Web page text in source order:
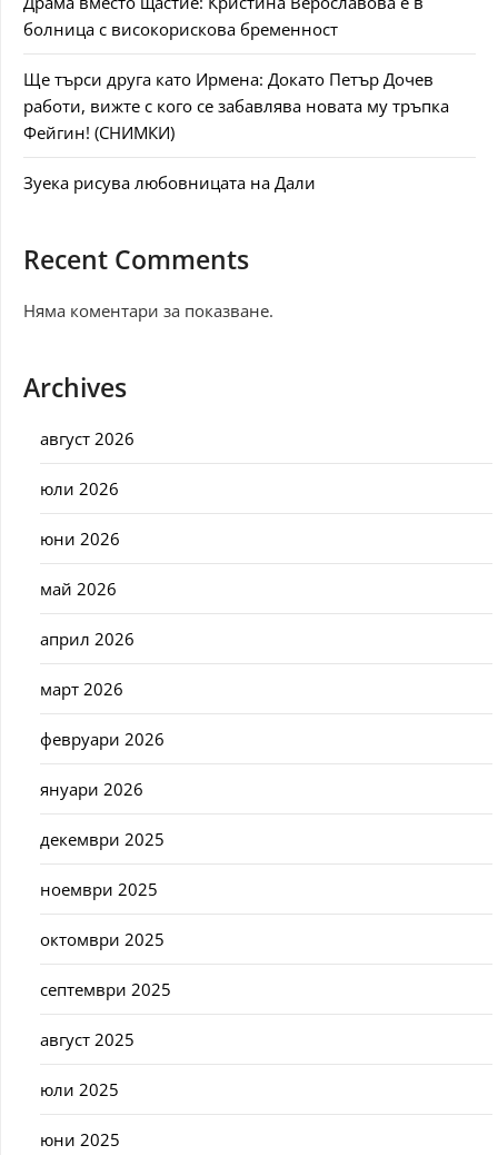
болница с високорискова бременност
Ще търси друга като Ирмена: Докато Петър Дочев
работи, вижте с кого се забавлява новата му тръпка
Фейгин! (СНИМКИ)
Зуека рисува любовницата на Дали
Recent Comments
Няма коментари за показване.
Archives
август 2026
юли 2026
юни 2026
май 2026
април 2026
март 2026
февруари 2026
януари 2026
декември 2025
ноември 2025
октомври 2025
септември 2025
август 2025
юли 2025
юни 2025